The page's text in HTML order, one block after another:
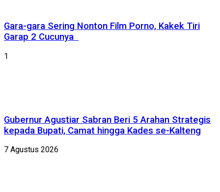
Gara-gara Sering Nonton Film Porno, Kakek Tiri
Garap 2 Cucunya
1
Gubernur Agustiar Sabran Beri 5 Arahan Strategis
kepada Bupati, Camat hingga Kades se-Kalteng
7 Agustus 2026